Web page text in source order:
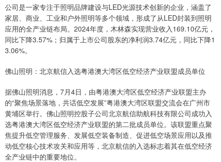
公司是一家专注于照明品牌建设与LED光源技术创新的企业，涵盖了
家居、商业、工业和户外照明等多个领域，形成了从LED封装到照明
应用的全产业链布局。2024年度，木林森实现营业收入169.10亿元，
同比下降3.57%；归属于上市公司股东的净利润3.74亿元，同比下降1
3.06%。
佛山照明：北京航信入选粤港澳大湾区低空经济产业联盟成员单位
据佛山照明消息，7月4日，由粤港澳大湾区低空经济产业联盟主办
的“聚焦场景落地，共话低空发展”粤港澳大湾区联盟交流会在广州市
黄埔区举行。佛山照明控股子公司北京航信助航科技有限公司成功入
选粤港澳大湾区低空经济产业联盟的第二批成员单位。该联盟重点聚
焦提升低空管理服务、发展低空装备制造、促进低空场景应用以及推
动低空核心技术攻关和应用等，北京航信的入选标志着其在低空经济
全产业链中的重要地位。